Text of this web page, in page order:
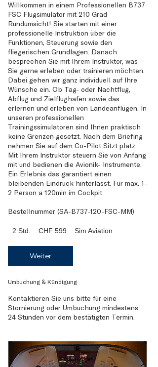
Willkommen in einem Professionellen B737
FSC Flugsimulator mit 210 Grad
Rundumsicht! Sie starten mit einer
professionelle Instruktion über die
Funktionen, Steuerung sowie den
fliegerischen Grundlagen. Danach
besprechen Sie mit Ihrem Instruktor, was
Sie gerne erleben oder trainieren möchten.
Dabei gehen wir ganz individuell auf Ihre
Wünsche ein. Ob Tag- oder Nachtflug,
Abflug und Zielflughafen sowie das
erlernen und erleben von Landeanflügen. In
unseren professionellen
Trainingssimulatoren sind Ihnen praktisch
keine Grenzen gesetzt. Nach dem Briefing
nehmen Sie auf dem Co-Pilot Sitzt platz.
Mit Ihrem Instruktor steuern Sie von Anfang
mit und bedienen die Avionik- Instrumente.
Ein Erlebnis das garantiert einen
bleibenden Eindruck hinterlässt. Für max. 1-
2 Person a 120min im Cockpit.
Bestellnummer (SA-B737-120-FSC-MM)
2 Std.
d
.
Schweizer
CHF 599 Sim Aviation
Weiter
Umbuchung & Kündigung
Kontaktieren Sie uns bitte für eine
Stornierung oder Umbuchung mindestens
24 Stunden vor dem bestätigten Termin.